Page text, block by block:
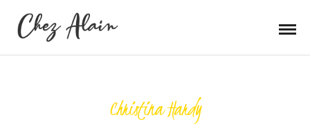
Christina Hardy